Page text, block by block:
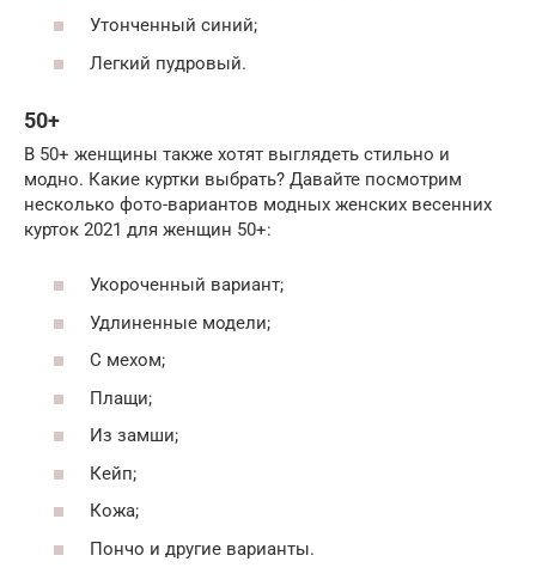
Утонченный синий;
Легкий пудровый.
50+
В 50+ женщины также хотят выглядеть стильно и
модно. Какие куртки выбрать? Давайте посмотрим
несколько фото-вариантов модных женских весенних
курток 2021 для женщин 50+:
Укороченный вариант;
Удлиненные модели;
С мехом;
Плащи;
Из замши;
Кейп;
Кожа;
Пончо и другие варианты.